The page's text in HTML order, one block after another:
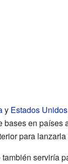
y Estados Unidos
bases en países
para
serviría